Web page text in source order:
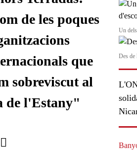
de les poques
que
sobreviscut al
de l'Estany"
Un
Des de